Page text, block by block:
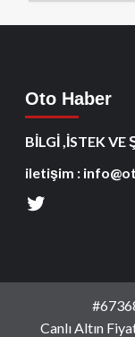
Oto Haber
BİLGİ ,İSTEK VE
iletişim :
Canlı Altın